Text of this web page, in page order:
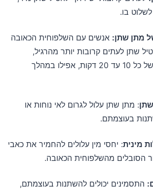
בו.
מתן שתן: אנשים עם השלפוחית הכאובה
שתן לעתים קרובות יותר מהרגיל,
לפעמים בתדירות של כל 10 עד 20 דקות, אפילו במהלך
: מתן שתן עלול לגרום לאי נוחות או
בעוצמתם.
מינית: יחסי מין עלולים להחמיר את כאבי
הסובלים מהשלפוחית הכאובה.
התסמינים יכולים להשתנות בעוצמתם,